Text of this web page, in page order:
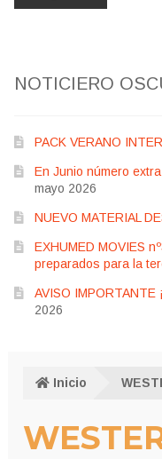
NOTICIERO
PACK VERANO
En Junio número
mayo 2026
NUEVO MATERIAL
EXHUMED MOVIES
preparados para la
AVISO IMPORTANTE
2026
Inicio